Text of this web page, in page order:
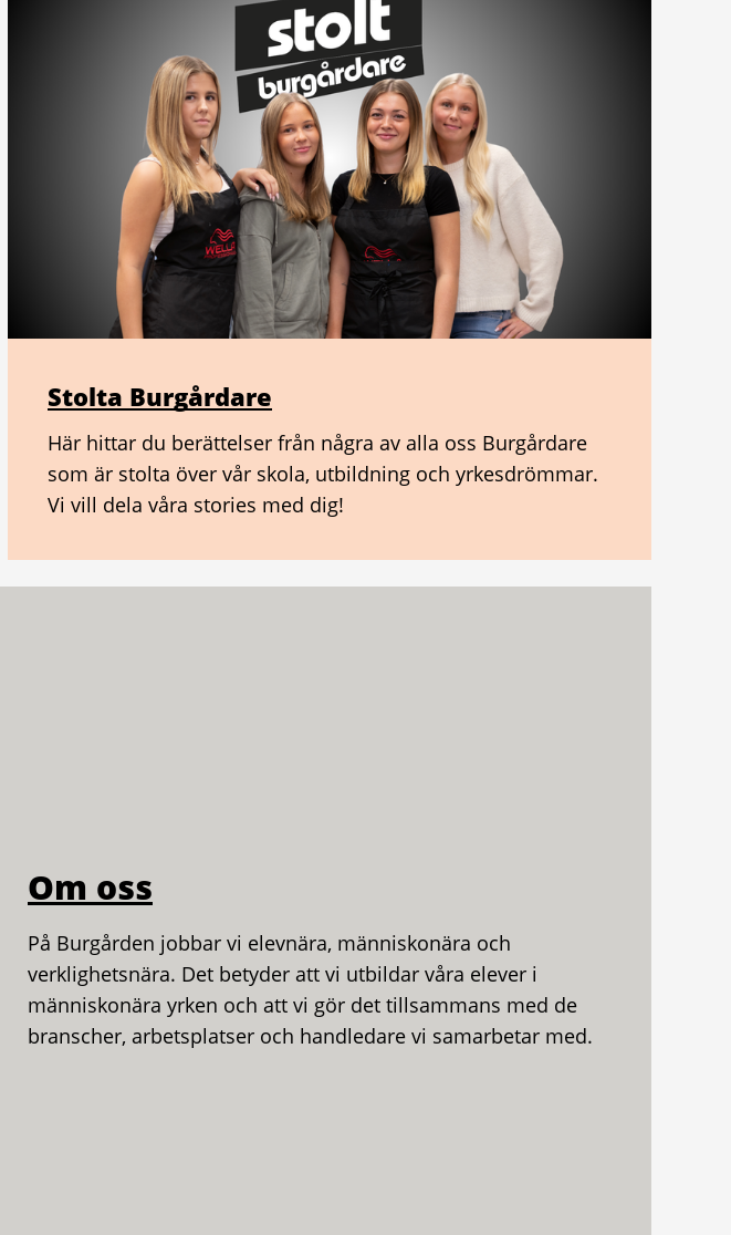
Stolta Burgårdare
Här hittar du berättelser från några av alla oss Burgårdare
som är stolta över vår skola, utbildning och yrkesdrömmar.
Vi vill dela våra stories med dig!
Om oss
På Burgården jobbar vi elevnära, människonära och
verklighetsnära. Det betyder att vi utbildar våra elever i
människonära yrken och att vi gör det tillsammans med de
branscher, arbetsplatser och handledare vi samarbetar med.